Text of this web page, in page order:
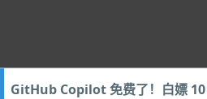
GitHub Copilot 免费了！白嫖 10